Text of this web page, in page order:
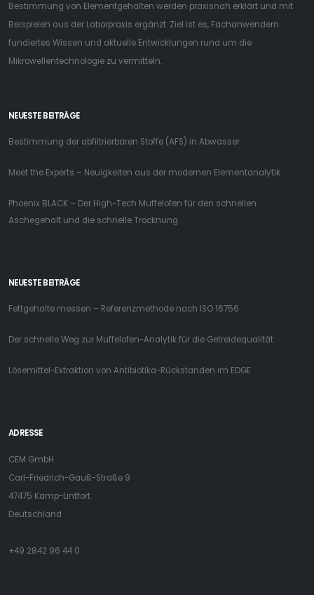
Bestimmung von Elementgehalten werden praxisnah erklärt und mit
Beispielen aus der Laborpraxis ergänzt. Ziel ist es, Fachanwendern
fundiertes Wissen und aktuelle Entwicklungen rund um die
Mikrowellentechnologie zu vermitteln.
NEUESTE BEITRÄGE
Bestimmung der abfiltrierbaren Stoffe (AFS) in Abwasser
Meet the Experts – Neuigkeiten aus der modernen Elementanalytik
Phoenix BLACK – Der High-Tech Muffelofen für den schnellen
Aschegehalt und die schnelle Trocknung
NEUESTE BEITRÄGE
Fettgehalte messen – Referenzmethode nach ISO 16756
Der schnelle Weg zur Muffelofen-Analytik für die Getreidequalität
Lösemittel-Extraktion von Antibiotika-Rückstanden im EDGE
ADRESSE
CEM GmbH
Carl-Friedrich-Gauß-Straße 9
47475 Kamp-Lintfort
Deutschland
+49 2842 96 44 0